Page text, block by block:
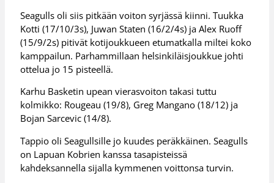
Seagulls oli siis pitkään voiton syrjässä kiinni. Tuukka
Kotti (17/10/3s), Juwan Staten (16/2/4s) ja Alex Ruoff
(15/9/2s) pitivät kotijoukkueen etumatkalla miltei koko
kamppailun. Parhammillaan helsinkiläisjoukkue johti
ottelua jo 15 pisteellä.
Karhu Basketin upean vierasvoiton takasi tuttu
kolmikko: Rougeau (19/8), Greg Mangano (18/12) ja
Bojan Sarcevic (14/8).
Tappio oli Seagullsille jo kuudes peräkkäinen. Seagulls
on Lapuan Kobrien kanssa tasapisteissä
kahdeksannella sijalla kymmenen voittonsa turvin.